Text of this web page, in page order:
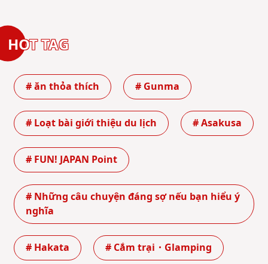
HOT TAG
# ăn thỏa thích # Gunma
# Loạt bài giới thiệu du lịch # Asakusa
# FUN! JAPAN Point
# Những câu chuyện đáng sợ nếu bạn hiểu ý
nghĩa
# Hakata # Cắm trại・Glamping